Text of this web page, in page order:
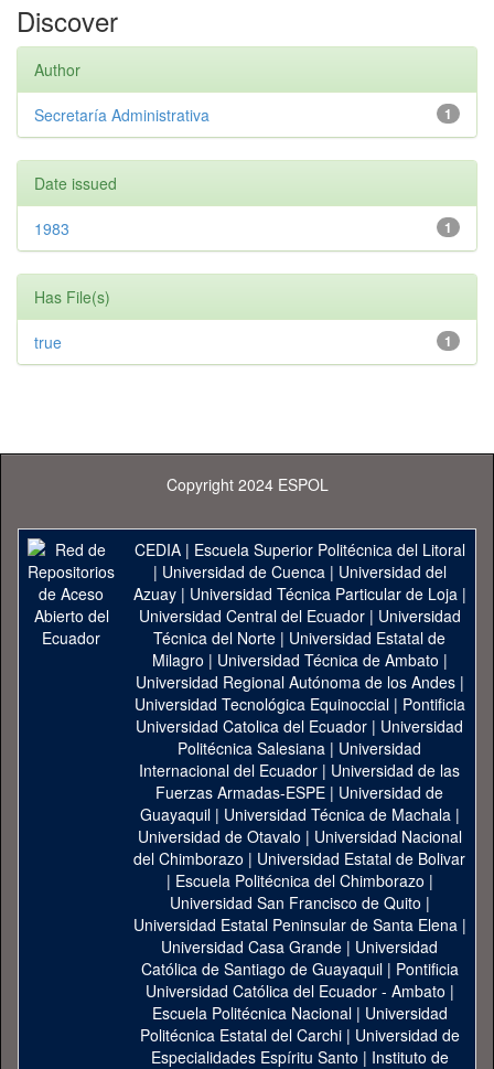
Discover
Author
1
Secretaría Administrativa
Date issued
1
1983
Has File(s)
1
true
Copyright 2024 ESPOL
CEDIA| Escuela Superior Politécnica del Litoral
| Universidad de Cuenca| Universidad del
Azuay| Universidad Técnica Particular de Loja|
Universidad Central del Ecuador| Universidad
Técnica del Norte | Universidad Estatal de
Milagro | Universidad Técnica de Ambato |
Universidad Regional Autónoma de los Andes|
Universidad Tecnológica Equinoccial| Pontificia
Universidad Catolica del Ecuador | Universidad
Politécnica Salesiana | Universidad
Internacional del Ecuador | Universidad de las
Fuerzas Armadas-ESPE | Universidad de
Guayaquil| Universidad Técnica de Machala|
Universidad de Otavalo | Universidad Nacional
del Chimborazo | Universidad Estatal de Bolivar
| Escuela Politécnica del Chimborazo |
Universidad San Francisco de Quito |
Universidad Estatal Peninsular de Santa Elena|
Universidad Casa Grande | Universidad
Católica de Santiago de Guayaquil| Pontificia
Universidad Católica del Ecuador - Ambato |
Escuela Politécnica Nacional| Universidad
Politécnica Estatal del Carchi| Universidad de
Especialidades Espíritu Santo | Instituto de